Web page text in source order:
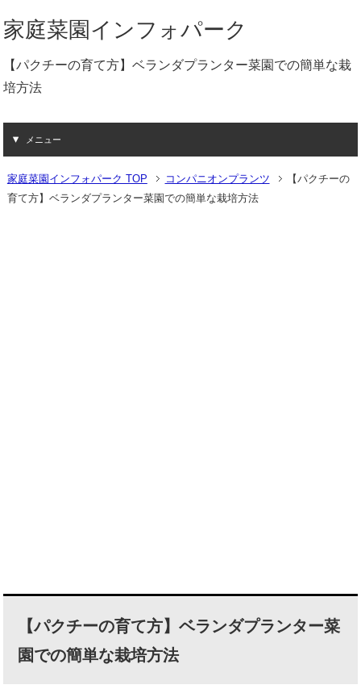
家庭菜園インフォパーク
【パクチーの育て方】ベランダプランター菜園での簡単な栽
培方法
メニュー
家庭菜園インフォパーク TOP コンパニオンプランツ
【パクチーの
育て方】ベランダプランター菜園での簡単な栽培方法
【パクチーの育て方】ベランダプランター菜
園での簡単な栽培方法